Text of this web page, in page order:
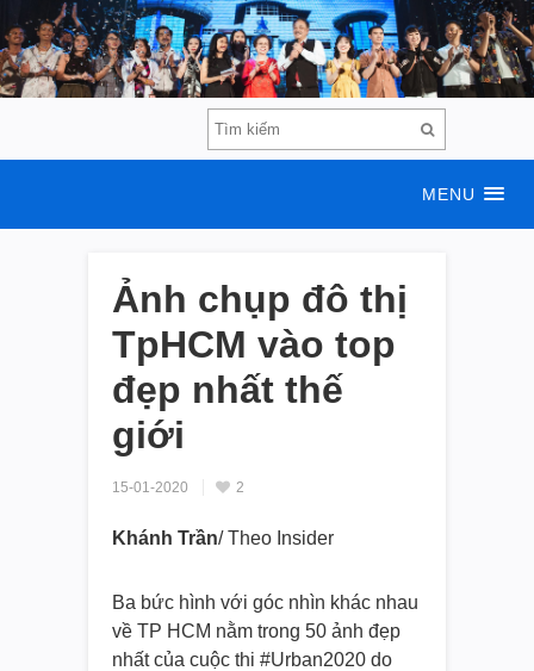
MENU
Ảnh chụp đô thị
TpHCM vào top
đẹp nhất thế
giới
15-01-2020 2
Khánh Trần/ Theo Insider
Ba bức hình với góc nhìn khác nhau
về TP HCM nằm trong 50 ảnh đẹp
nhất của cuộc thi #Urban2020 do